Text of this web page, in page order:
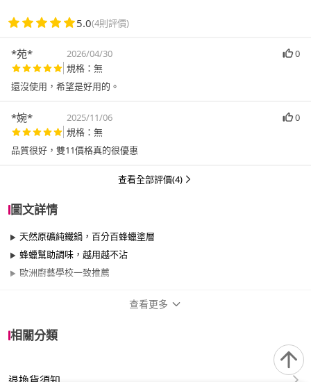
5.0(4則評價)
*苑* 2026/04/30
0
規格：無
還沒使用，希望是好用的。
*婉* 2025/11/06
0
規格：無
品質很好，雙11價格真的很優惠
查看全部評價(4)
圖文詳情
天然原礦純鐵鍋，百分百蜂蠟塗層
蜂蠟幫助調味，越用越不沾
歐洲廚藝學校一致推薦
查看更多
相關分類